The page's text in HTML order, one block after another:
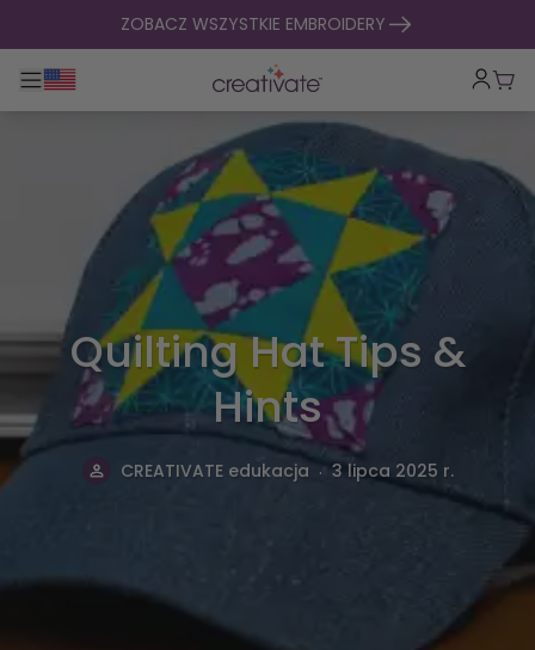
Przejdź do treściZOBACZ WSZYSTKIE EMBROIDERY
Przełącz główną nawigację
Quilting Hat Tips &
Hints
CREATIVATE edukacja . 3 lipca 2025 r.